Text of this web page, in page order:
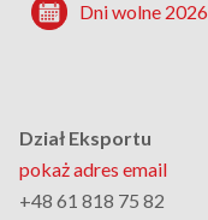
Dni wolne 2026
Dział Eksportu
pokaż adres email
+48 61 818 75 82